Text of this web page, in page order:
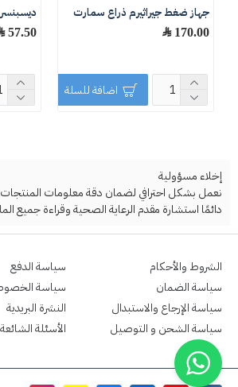
جهاز ضغط جيراثيرم ذراع سمارت
170.00 ﷼
اضافة للسلة
57.50 ﷼
إخلاء مسؤولية
نعمل بشكل احترافي لضمان دقة معلومات المنتجات
دائمًا استشارة مقدم الرعاية الصحية وقراءة جميع
الشروط والأحكام
سياسة الضمان
سياسة الإرجاع والاستبدال
سياسة الشحن و التوصيل
سياسة الدفع
سياسة
النشرة البريدية
الأسئلة الشائعة